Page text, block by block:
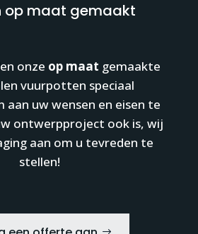
op maat gemaakt
onze op maat gemaakte
vuurpotten speciaal
uw wensen en eisen te
ontwerpproject ook is, wij
aan om u tevreden te
stellen!